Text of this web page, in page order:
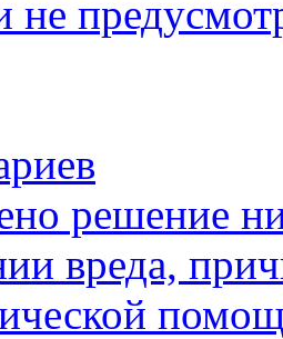
решение
вреда,